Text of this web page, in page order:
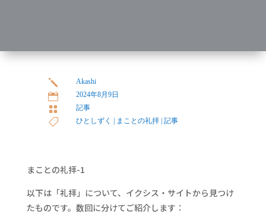
j Akashi
 2024年8月9日
 記事
 ひとしずく まことの礼拝 |記事
まことの礼拝-1
以下は「礼拝」について、イクシス・サイトから見つけ
たものです。数回に分けてご紹介します：